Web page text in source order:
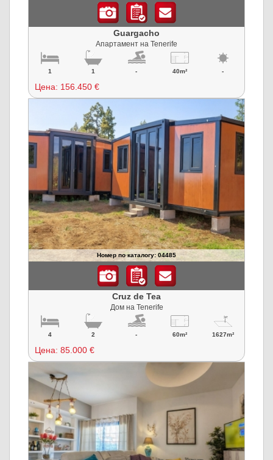
Guargacho
Апартамент на Tenerife
1 1 - 40m² -
Цена: 156.450 €
Номер по каталогу: 04485
Cruz de Tea
Дом на Tenerife
4 2 - 60m² 1627m²
Цена: 85.000 €